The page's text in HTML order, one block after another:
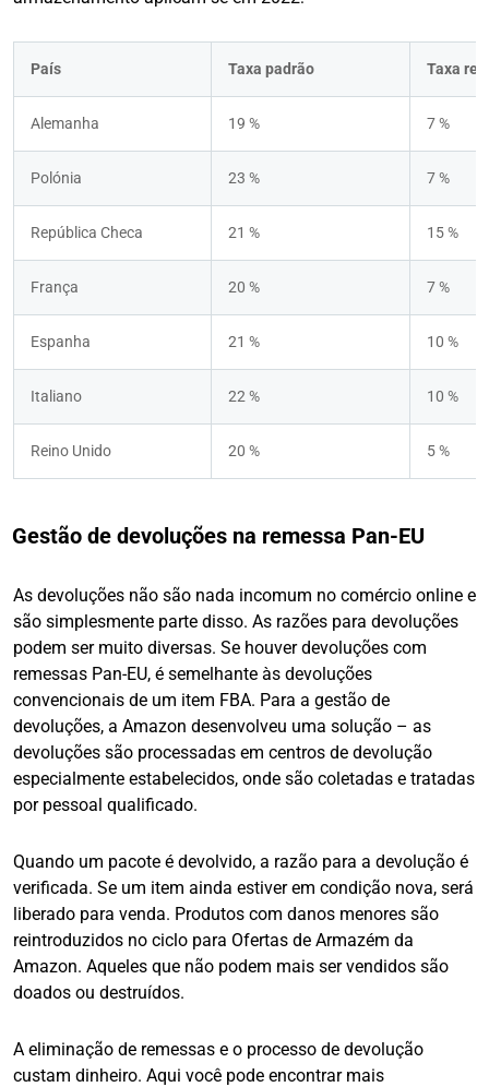
País Taxa padrão Taxa
Alemanha 19 % 7 %
Polónia 23 % 7 %
República Checa 21 % 15 %
França 20 % 7 %
Espanha 21 % 10 %
Italiano 22 % 10 %
Reino Unido 20 % 5 %
Gestão de devoluções na remessa Pan-EU
As devoluções não são nada incomum no comércio online e
são simplesmente parte disso. As razões para devoluções
podem ser muito diversas. Se houver devoluções com
remessas Pan-EU, é semelhante às devoluções
convencionais de um item FBA. Para a gestão de
devoluções, a Amazon desenvolveu uma solução – as
devoluções são processadas em centros de devolução
especialmente estabelecidos, onde são coletadas e tratadas
por pessoal qualificado.
Quando um pacote é devolvido, a razão para a devolução é
verificada. Se um item ainda estiver em condição nova, será
liberado para venda. Produtos com danos menores são
reintroduzidos no ciclo para Ofertas de Armazém da
Amazon. Aqueles que não podem mais ser vendidos são
doados ou destruídos.
A eliminação de remessas e o processo de devolução
custam dinheiro. Aqui você pode encontrar mais